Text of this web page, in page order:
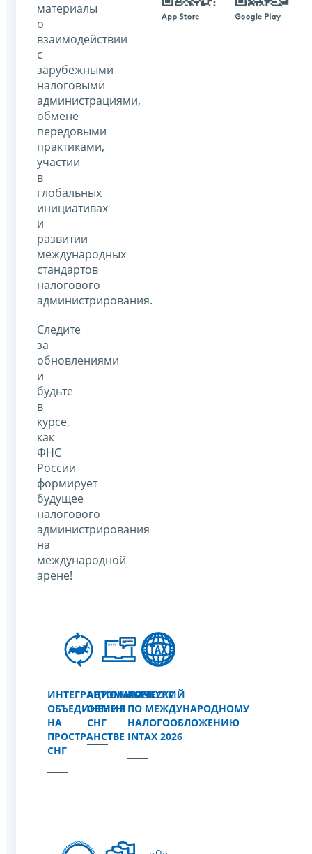
материалы
о
взаимодействии
с
зарубежными
налоговыми
администрациями,
обмене
передовыми
практиками,
участии
в
глобальных
инициативах
и
развитии
международных
стандартов
налогового
администрирования.
Следите
за
обновлениями
и
будьте
в
курсе,
как
ФНС
России
формирует
будущее
налогового
администрирования
на
международной
арене!
ИНТЕГРАЦИОННЫЕ
ОБЪЕДИНЕНИЯ
НА
ПРОСТРАНСТВЕ
СНГ
АВТОМАТИЧЕСКИЙ
ОБМЕН
СНГ
КОНКУРС
ПО МЕЖДУНАРОДНОМУ
НАЛОГООБЛОЖЕНИЮ
INTAX 2026